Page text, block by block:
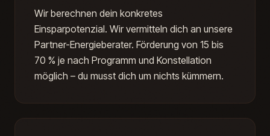
Wir berechnen dein konkretes
Einsparpotenzial. Wir vermitteln dich an unsere
Partner-Energieberater. Förderung von 15 bis
70 % je nach Programm und Konstellation
möglich – du musst dich um nichts kümmern.